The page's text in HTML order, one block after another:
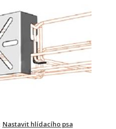
Nastavit hlídacího psa